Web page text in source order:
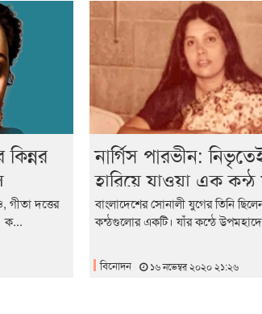
কিন্নর
গীতা দত্তের
ক...
নার্গিস পারভীন:
হারিয়ে যাওয়া এক কন্ঠ
শিল্পীর নাম : অশ্রু
বাংলাদেশের সোনালী যুগের তিনি
কন্ঠগুলোর একটি। যাঁর কন্ঠে
বিনোদন ১৬ নভেম্বর ২০২০ ২১:২৬